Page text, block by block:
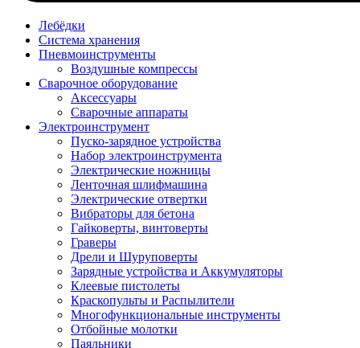
Лебёдки
Система хранения
Пневмоинструменты
Воздушные компрессы
Сварочное оборудование
Аксессуары
Сварочные аппараты
Электроинструмент
Пуско-зарядное устройства
Набор электроинструмента
Электрические ножницы
Ленточная шлифмашина
Электрические отвертки
Вибраторы для бетона
Гайковерты, винтоверты
Граверы
Дрели и Шуруповерты
Зарядные устройства и Аккумуляторы
Клеевые пистолеты
Краскопульты и Распылители
Многофункциональные инструменты
Отбойные молотки
Паяльники